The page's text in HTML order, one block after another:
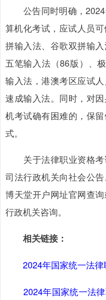
公告同时明确，2024
算机化考试，应试人员
拼输入法、谷歌双拼输
五笔输入法（86版）、
输入法，港澳考区应试
速成输入法。同时，对
机考试确有困难的，保
式。
关于法律职业资格考
司法行政机关向社会公
博天堂开户网址官网查
行政机关咨询。
相关链接：
2024年国家统一法
2024年国家统一法